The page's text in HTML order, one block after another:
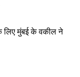
लिए मुंबई के वकील ने